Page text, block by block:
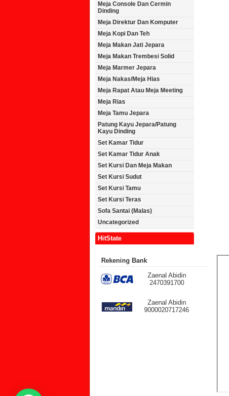
Meja Console Dan Cermin
Dinding
Meja Direktur Dan Komputer
Meja Kopi Dan Teh
Meja Makan Jati Jepara
Meja Makan Trembesi Solid
Meja Marmer Jepara
Meja Nakas/Meja Hias
Meja Rapat Atau Meja Meeting
Meja Rias
Meja Tamu Jepara
Patung Kayu Jepara/Patung
Kayu Dinding
Set Kamar Tidur
Set Kamar Tidur Anak
Set Kursi Dan Meja Makan
Set Kursi Sudut
Set Kursi Tamu
Set Kursi Teras
Sofa Santai (Malas)
Uncategorized
HitState
Rekening Bank
Zaenal Abidin
2470391700
Zaenal Abidin
9000020717246